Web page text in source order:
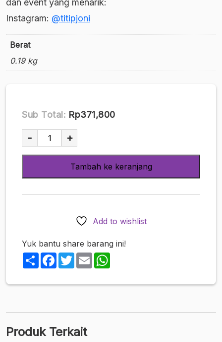
dan event yang menarik:
Instagram: @titipjoni
Berat
0.19 kg
Sub Total: Rp371,800
Kuantitas
[Doujin
Original
Musume
Creampie
Days
with
Vol
- +
Tambah ke keranjang
Add to wishlist
Yuk bantu share barang ini!
ShareFacebook
TwitterEmail
Produk Terkait